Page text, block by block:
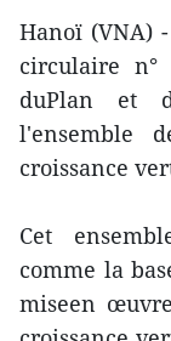
Hanoï (VNA)
circulaire n°
duPlan et
l'ensemble
croissance
Cet
comme la
miseen